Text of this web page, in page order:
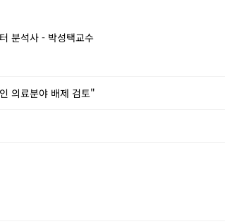
분석사 - 박성택교수
의료분야 배제 검토"